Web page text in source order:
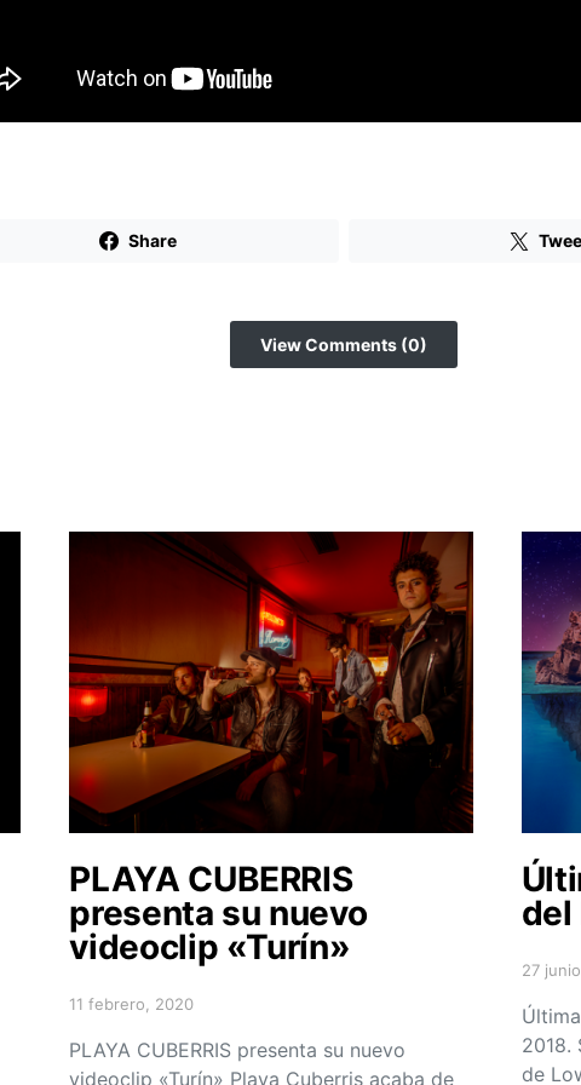
Share
View Comments (0)
PLAYA CUBERRIS
presenta su nuevo
videoclip «Turín»
Posted on
11 febrero, 2020
PLAYA CUBERRIS presenta su nuevo
videoclip «Turín» Playa Cuberris acaba de
del
Posted
27
2018.
de